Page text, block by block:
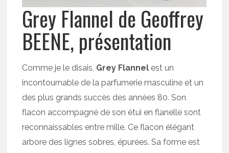
Grey Flannel de Geoffrey
BEENE, présentation
Comme je le disais, Grey Flannel est un
incontournable de la parfumerie masculine et un
des plus grands succès des années 80. Son
flacon accompagné de son étui en flanelle sont
reconnaissables entre mille. Ce flacon élégant
arbore des lignes sobres, épurées. Sa forme est